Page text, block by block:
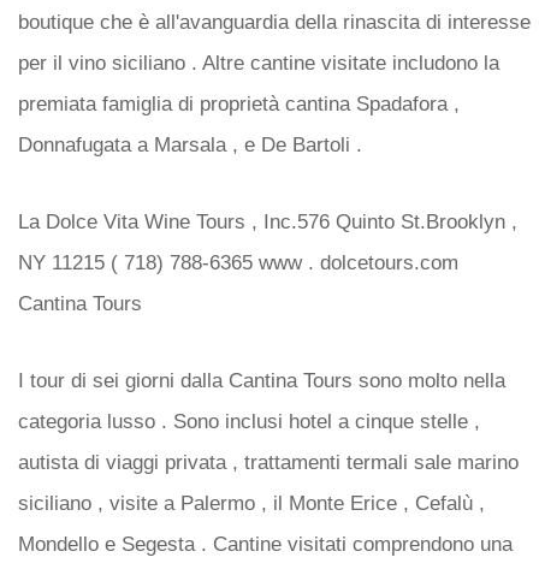
boutique che è all'avanguardia della rinascita di interesse
per il vino siciliano . Altre cantine visitate includono la
premiata famiglia di proprietà cantina Spadafora ,
Donnafugata a Marsala , e De Bartoli .
La Dolce Vita Wine Tours , Inc.576 Quinto St.Brooklyn ,
NY 11215 ( 718) 788-6365 www . dolcetours.com
Cantina Tours
I tour di sei giorni dalla Cantina Tours sono molto nella
categoria lusso . Sono inclusi hotel a cinque stelle ,
autista di viaggi privata , trattamenti termali sale marino
siciliano , visite a Palermo , il Monte Erice , Cefalù ,
Mondello e Segesta . Cantine visitati comprendono una